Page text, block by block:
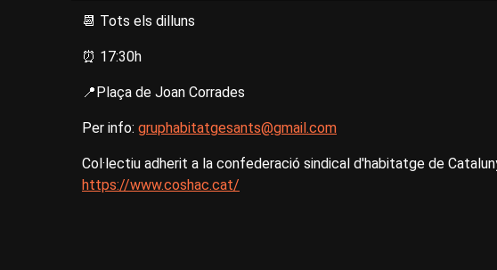
📆 Tots els dilluns
⏰ 17:30h
📍Plaça de Joan Corrades
Per info: gruphabitatgesants@gmail.com
Col·lectiu adherit a la confederació sindical d'habitatge de
https://www.coshac.cat/